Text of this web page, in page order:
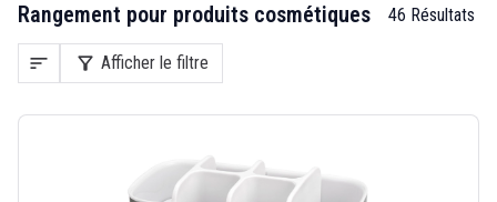
Rangement pour produits cosmétiques 46 Résultats
sort filter_alt Afficher le filtre